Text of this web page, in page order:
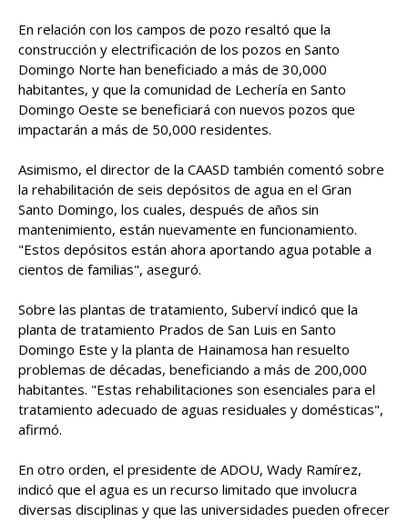
En relación con los campos de pozo resaltó que la
construcción y electrificación de los pozos en Santo
Domingo Norte han beneficiado a más de 30,000
habitantes, y que la comunidad de Lechería en Santo
Domingo Oeste se beneficiará con nuevos pozos que
impactarán a más de 50,000 residentes.
Asimismo, el director de la CAASD también comentó sobre
la rehabilitación de seis depósitos de agua en el Gran
Santo Domingo, los cuales, después de años sin
mantenimiento, están nuevamente en funcionamiento.
"Estos depósitos están ahora aportando agua potable a
cientos de familias", aseguró.
Sobre las plantas de tratamiento, Suberví indicó que la
planta de tratamiento Prados de San Luis en Santo
Domingo Este y la planta de Hainamosa han resuelto
problemas de décadas, beneficiando a más de 200,000
habitantes. "Estas rehabilitaciones son esenciales para el
tratamiento adecuado de aguas residuales y domésticas",
afirmó.
En otro orden, el presidente de ADOU, Wady Ramírez,
indicó que el agua es un recurso limitado que involucra
diversas disciplinas y que las universidades pueden ofrecer